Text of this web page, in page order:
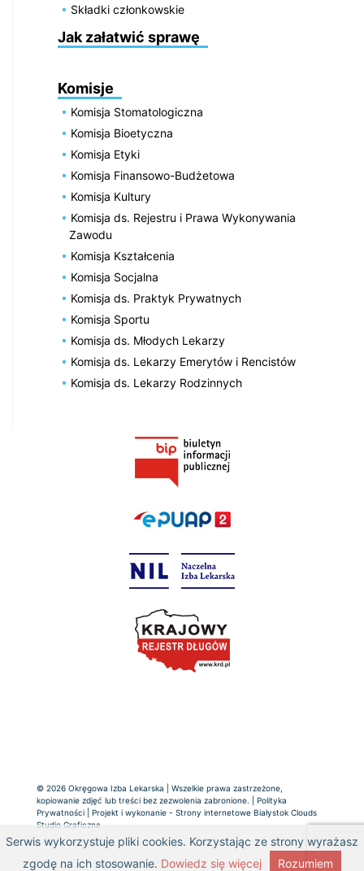
Składki członkowskie
Jak załatwić sprawę
Komisje
Komisja Stomatologiczna
Komisja Bioetyczna
Komisja Etyki
Komisja Finansowo-Budżetowa
Komisja Kultury
Komisja ds. Rejestru i Prawa Wykonywania
Zawodu
Komisja Kształcenia
Komisja Socjalna
Komisja ds. Praktyk Prywatnych
Komisja Sportu
Komisja ds. Młodych Lekarzy
Komisja ds. Lekarzy Emerytów i Rencistów
Komisja ds. Lekarzy Rodzinnych
© 2026 Okręgowa Izba Lekarska | Wszelkie prawa zastrzeżone,
kopiowanie zdjęć lub treści bez zezwolenia zabronione. | Polityka
Prywatności | Projekt i wykonanie - Strony internetowe Białystok Clouds
Studio Graficzne
Serwis wykorzystuje pliki cookies. Korzystając ze strony wyrażasz
zgodę na ich stosowanie. Dowiedz się więcej Rozumiem